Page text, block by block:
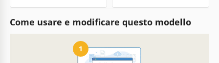
Come usare e modificare questo modello
1